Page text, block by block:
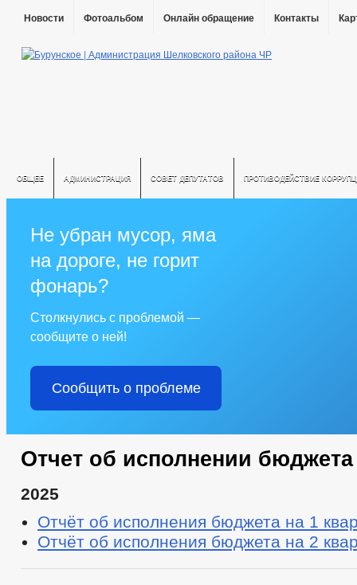
Новости Фотоальбом Онлайн обращение Контакты
ОБЩЕЕ АДМИНИСТРАЦИЯ СОВЕТ ДЕПУТАТОВ ПРОТИВОДЕЙСТВИЕ
Не убран мусор, яма
на дороге, не горит
фонарь?
Столкнулись с проблемой —
сообщите о ней!
Сообщить о проблеме
Отчет об исполнении бюджета
2025
Отчёт об исполнения бюджета на 1
Отчёт об исполнения бюджета на 2